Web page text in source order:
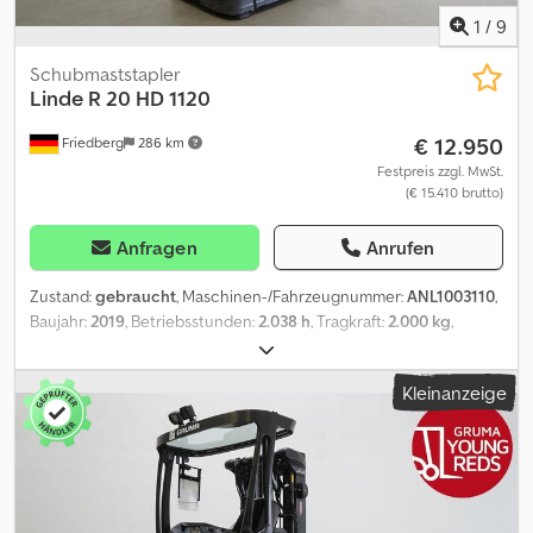
1 / 9
Friedberg 286 km
Schubmaststapler
Linde R 20 HD 1120
€ 12.950
Festpreis zzgl. MwSt.
(€ 15.410 brutto)
Anfragen Anrufen
Zustand:gebraucht, Maschinen-/Fahrzeugnummer:ANL1003110,
Baujahr:2019, Betriebsstunden:2.038 h, Tragkraft:2.000 kg,
2.760 mm
mm, Masttyp:Triplex, Batteriekapazität:930 Ah, Batteriespannung:
48 V, Gabelträgerbreite: 1.200 mm,
Leergewicht:
4.623 kg, Gesamthöhe:
, Gesamtlänge:
1.469 mm
, Gesamtbreite:1.270 mm, Kraftstoff:
, - Aquamatic
und Elektrolytumwälzung auf Batterie - Fahrzeugstecker MRC
160A - seitlicher Batteriewechsel mit Rollen - Spannungswandler
- Fahrzeug: Einfachzusatzhydraulik - Mast: Einfachzusatzhydraulik
Kleinanzeige